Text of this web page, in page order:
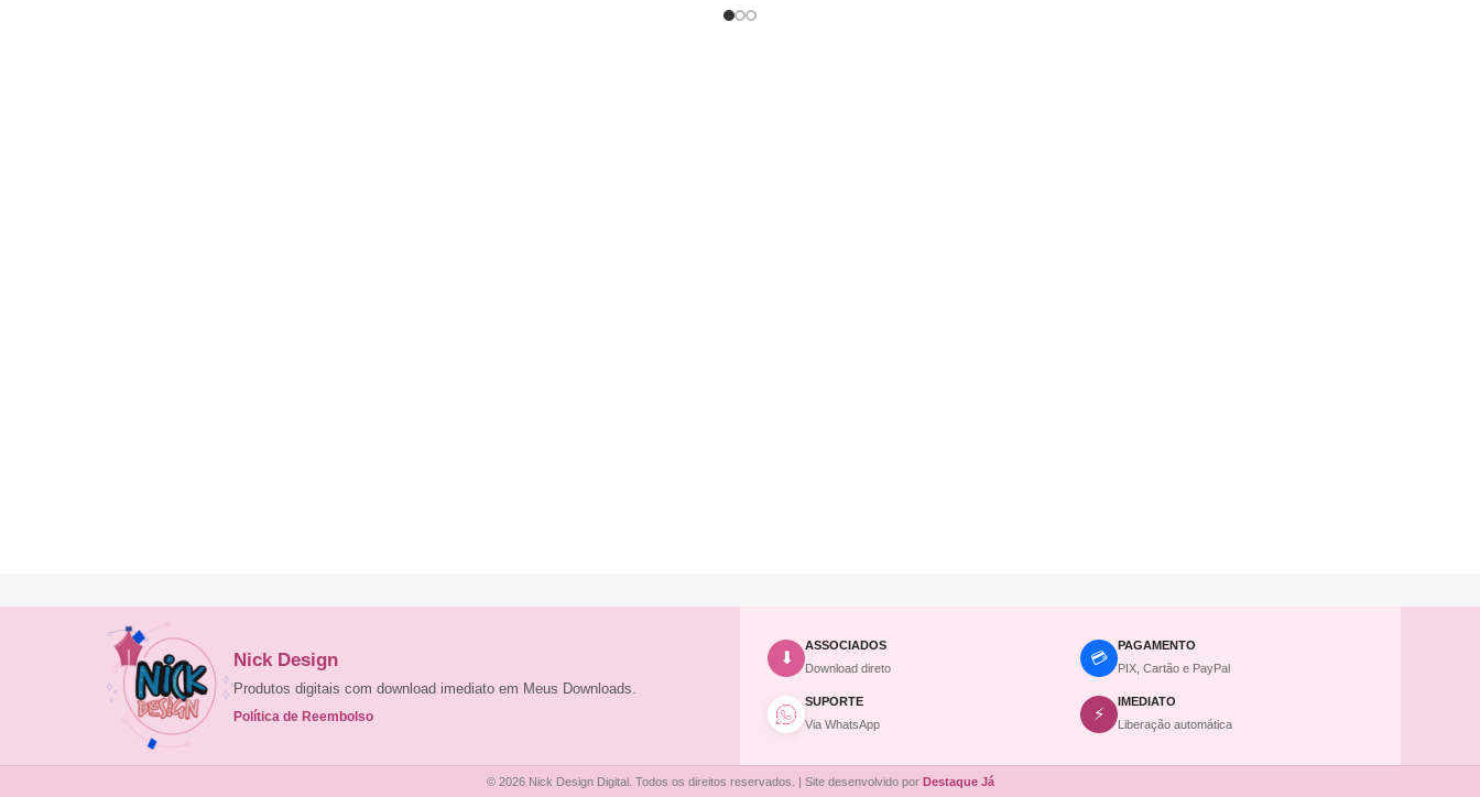
Nick Design
Produtos digitais com download imediato em Meus Downloads.
Política de Reembolso
⬇
ASSOCIADOS
Download direto
💳
PAGAMENTO
PIX, Cartão e PayPal
SUPORTE
Via WhatsApp
⚡
IMEDIATO
Liberação automática
© 2026 Nick Design Digital. Todos os direitos reservados. | Site desenvolvido por Destaque Já